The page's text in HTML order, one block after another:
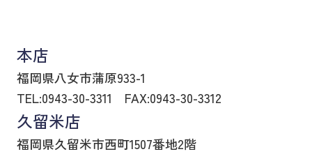
本店
福岡県八女市蒲原933-1
TEL:0943-30-3311
FAX:0943-30-3312
久留米店
福岡県久留米市西町1507番地2階